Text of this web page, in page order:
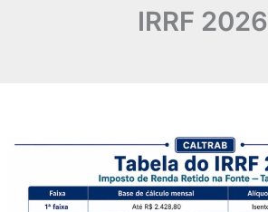
IRRF 2026